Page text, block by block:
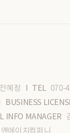
혜정 TEL 070-
BUSINESS
INFO MANAGER
에이치컴퍼니